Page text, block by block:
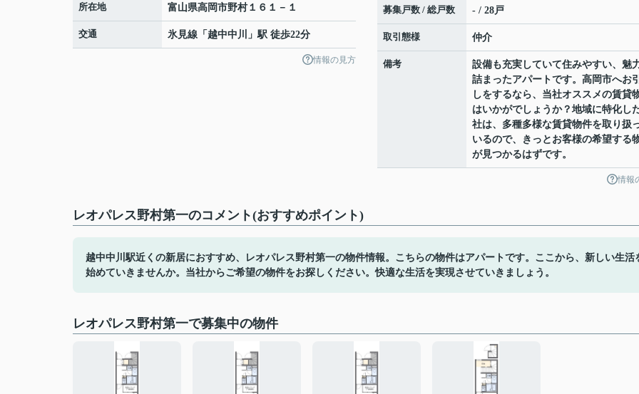
所在地 富山県高岡市野村１６１－１
交通 氷見線 「 越中中川 」駅 徒歩22分
情報の見方
募集戸数 / 総戸数 - / 28戸
取引態様 仲介
備考
設備も充実していて住みやすい、魅
詰まったアパートです。高岡市へお
しをするなら、当社オススメの賃貸
はいかがでしょうか？地域に特化し
社は、多種多様な賃貸物件を取り扱
いるので、きっとお客様の希望する
が見つかるはずです。
情報
レオパレス野村第一のコメント(おすすめポイント)
越中中川駅近くの新居におすすめ、レオパレス野村第一の物件情報。こちらの物件はアパートです。ここから、新しい生活
始めていきませんか。当社からご希望の物件をお探しください。快適な生活を実現させていきましょう。
レオパレス野村第一で募集中の物件